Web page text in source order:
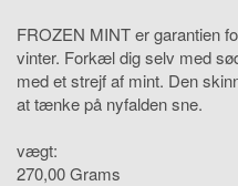
FROZEN MINT er garantien
vinter. Forkæl dig selv med
med et strejf af mint. Den
at tænke på nyfalden sne.
vægt:
270,00 Grams